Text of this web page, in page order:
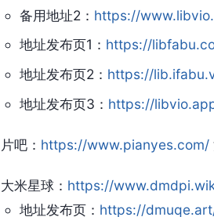
备用地址2： https://
地址发布页1： https://
地址发布页2： https://
地址发布页3： https://
片吧： https://www.pianyes.com/
大米星球： https://
地址发布页： https://